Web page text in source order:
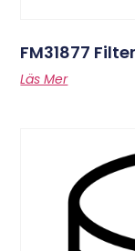
FM31877
Läs Mer